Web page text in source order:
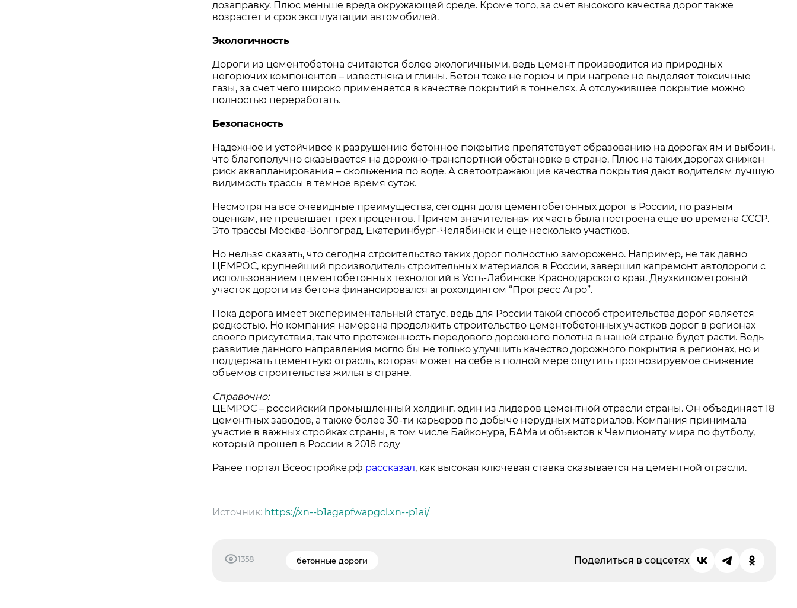
дозаправку. Плюс меньше вреда окружающей среде. Кроме того, за счет высокого качества дорог также
возрастет и срок эксплуатации автомобилей.
Экологичность
Дороги из цементобетона считаются более экологичными, ведь цемент производится из природных
негорючих компонентов – известняка и глины. Бетон тоже не горюч и при нагреве не выделяет токсичные
газы, за счет чего широко применяется в качестве покрытий в тоннелях. А отслужившее покрытие можно
полностью переработать.
Безопасность
Надежное и устойчивое к разрушению бетонное покрытие препятствует образованию на дорогах ям и выбоин,
что благополучно сказывается на дорожно-транспортной обстановке в стране. Плюс на таких дорогах снижен
риск аквапланирования – скольжения по воде. А светоотражающие качества покрытия дают водителям лучшую
видимость трассы в темное время суток.
Несмотря на все очевидные преимущества, сегодня доля цементобетонных дорог в России, по разным
оценкам, не превышает трех процентов. Причем значительная их часть была построена еще во времена СССР.
Это трассы Москва-Волгоград, Екатеринбург-Челябинск и еще несколько участков.
Но нельзя сказать, что сегодня строительство таких дорог полностью заморожено. Например, не так давно
ЦЕМРОС, крупнейший производитель строительных материалов в России, завершил капремонт автодороги с
использованием цементобетонных технологий в Усть-Лабинске Краснодарского края. Двухкилометровый
участок дороги из бетона финансировался агрохолдингом “Прогресс Агро”.
Пока дорога имеет экспериментальный статус, ведь для России такой способ строительства дорог является
редкостью. Но компания намерена продолжить строительство цементобетонных участков дорог в регионах
своего присутствия, так что протяженность передового дорожного полотна в нашей стране будет расти. Ведь
развитие данного направления могло бы не только улучшить качество дорожного покрытия в регионах, но и
поддержать цементную отрасль, которая может на себе в полной мере ощутить прогнозируемое снижение
объемов строительства жилья в стране.
Справочно:
ЦЕМРОС – российский промышленный холдинг, один из лидеров цементной отрасли страны. Он объединяет 18
цементных заводов, а также более 30-ти карьеров по добыче нерудных материалов. Компания принимала
участие в важных стройках страны, в том числе Байконура, БАМа и объектов к Чемпионату мира по футболу,
который прошел в России в 2018 году
Ранее портал Всеостройке.рф рассказал, как высокая ключевая ставка сказывается на цементной отрасли.
Источник: https://xn--b1agapfwapgcl.xn--p1ai/
1358 бетонные дороги Поделиться в соцсетях